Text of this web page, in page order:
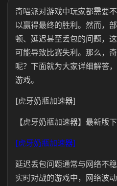
奇喵派对游戏中玩家都需要
以赢得最终的胜利。然而，
顿、延迟甚至丢包的问题，
可能导致比赛失利。那么，
呢？下面就为大家详细解答
游戏。
[虎牙奶瓶加速器]
【虎牙奶瓶加速器】最新版
[虎牙奶瓶加速器]
延迟丢包问题通常与网络不
实时对战的游戏中，网络波